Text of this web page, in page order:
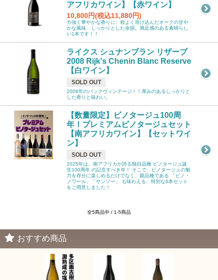
アフリカワイン】【赤ワイン】
10,800円(税込11,880円)
力強く華やかな香りに、程よく溶け込んだオークの甘や
かな風味、しっかりとした余韻。満足感のある素晴らし
い1本です！！
ライクス シュナンブラン リザーブ
2008 Rijk's Chenin Blanc Reserve
【白ワイン】
SOLD OUT
2008年のバックヴィンテージ！！厚みのあるしっかりと
した香りと味わい。
【数量限定】ピノタージュ100周
年！プレミアムピノタージュセット
【南アフリカワイン】【セットワイ
ン】
SOLD OUT
2025年は、南アフリカが誇る独自品種 ピノタージュ誕
生100周年 の記念すべき年！ そこで、ピノタージュの魅
力を存分に楽しめるだけでなく、親品種である 「ピノ・
ノワール」「サンソー」 も味わえる、特別な6本セット
をご用意しました！
全5商品中 / 1-5商品
おすすめ商品